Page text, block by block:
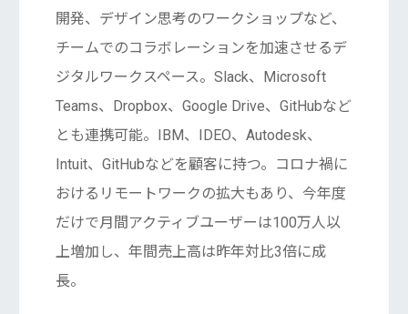
開発、デザイン思考のワークショップなど、
チームでのコラボレーションを加速させるデ
ジタルワークスペース。Slack、Microsoft
Teams、Dropbox、Google Drive、GitHubなど
とも連携可能。IBM、IDEO、Autodesk、
Intuit、GitHubなどを顧客に持つ。コロナ禍に
おけるリモートワークの拡大もあり、今年度
だけで月間アクティブユーザーは100万人以
上増加し、年間売上高は昨年対比3倍に成
長。